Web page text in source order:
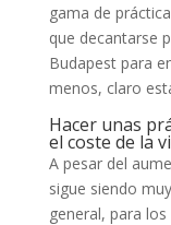
gama de
que decantarse
Budapest para
menos, claro
Hacer unas
el coste de la
A pesar del
sigue siendo
general, para